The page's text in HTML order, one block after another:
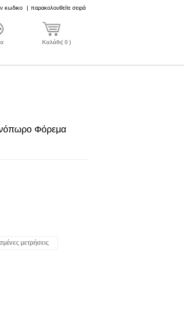
κωδικο | παρακολουθείτε σειρά
Καλάθι( 0 )
Φόρεμα
μετρήσεις